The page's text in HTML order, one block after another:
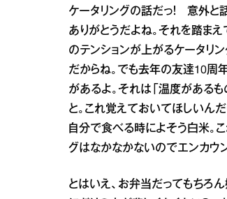
ケータリングの話だっ！ 意外と
ありがとうだよね。それを踏ま
のテンションが上がるケータリ
だからね。でも去年の友達10
があるよ。それは「温度がある
と。これ覚えておいてほしいん
自分で食べる時によそう白米。
グはなかなかないのでエンカウ
とはいえ、お弁当だってもちろ